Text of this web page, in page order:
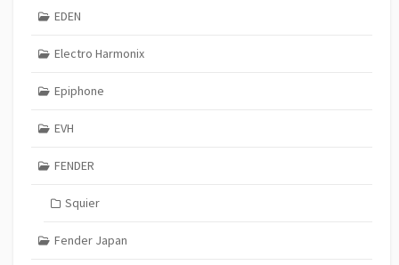
EDEN
Electro Harmonix
Epiphone
EVH
FENDER
Squier
Fender Japan